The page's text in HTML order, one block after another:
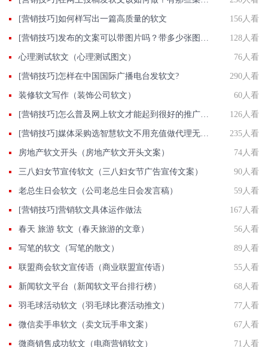
[营销技巧]如何样写出一篇高质量的软文 156人看
[营销技巧]​发布的文案可以带图片吗？带多少张图片较好？ 128人看
心理测试软文（心理测试图文） 76人看
[营销技巧]怎样在中国国际广播电台发软文? 290人看
装修软文写作（装饰公司软文） 60人看
[营销技巧]怎么普及网上软文才能起到很好的推广作用。 126人看
[营销技巧]媒体采购选智慧软文不用充值做代理无需花钱办会员充值无门槛 235人看
房地产软文开头（房地产软文开头文案） 74人看
三八妇女节宣传软文（三八妇女节广告宣传文案） 90人看
老总生日会软文（公司老总生日会发言稿） 59人看
[营销技巧]营销软文具体运作做法 167人看
春天 旅游 软文（春天旅游的文章） 56人看
写笔的软文（写笔的散文） 89人看
联盟商会软文宣传语（商业联盟宣传语） 55人看
新闻软文平台（新闻软文平台排行榜） 68人看
羽毛球活动软文（羽毛球比赛活动推文） 77人看
微信卖手串软文（卖文玩手串文案） 67人看
微商销售成功软文（电商营销软文） 71人看